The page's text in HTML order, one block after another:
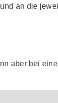
an die
aber bei